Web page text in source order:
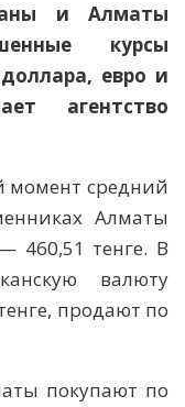
и Алматы
курсы
евро и
агентство
момент средний
Алматы
460,51 тенге. В
валюту
продают по
покупают по